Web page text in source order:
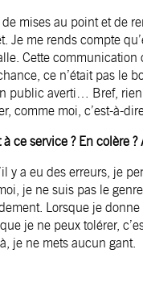
mises au point et de
Je me rends compte
Cette
ce n’était pas le
public averti… Bref,
comme moi, c’est-à-
ce service ? En colère ?
y a eu des erreurs, je
je ne suis pas le
Lorsque je
je ne peux tolérer,
je ne mets aucun gant.